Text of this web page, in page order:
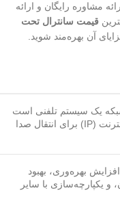
مشاوره رایگان و ارائه
قیمت سانترال تحت
آن بهره‌مند شوید.
یک سیستم تلفنی است
که از پروتکل اینترنت (IP) برای انتقال صدا
بهره‌وری، بهبود
و یکپارچه‌سازی با سایر